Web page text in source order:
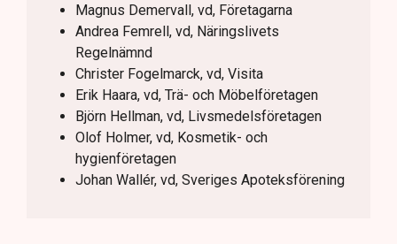
Magnus Demervall, vd, Företagarna
Andrea Femrell, vd, Näringslivets
Regelnämnd
Christer Fogelmarck, vd, Visita
Erik Haara, vd, Trä- och Möbelföretagen
Björn Hellman, vd, Livsmedelsföretagen
Olof Holmer, vd, Kosmetik- och
hygienföretagen
Johan Wallér, vd, Sveriges Apoteksförening